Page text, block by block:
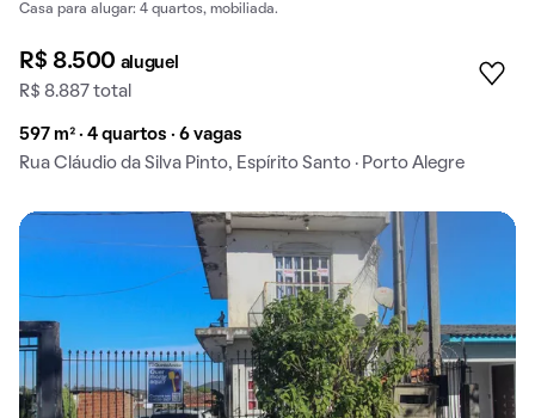
Casa para alugar: 4 quartos, mobiliada.
R$ 8.500 aluguel
R$ 8.887 total
597 m² · 4 quartos · 6 vagas
Rua Cláudio da Silva Pinto, Espírito Santo · Porto Alegre